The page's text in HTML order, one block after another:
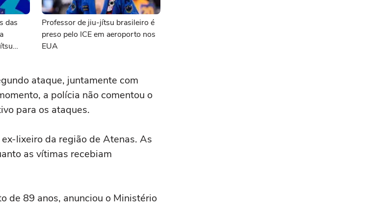
das
Professor de jiu-jítsu brasileiro é
preso pelo ICE em aeroporto nos
EUA
ataque, juntamente com
a polícia não comentou o
para os ataques.
lixeiro da região de Atenas. As
as vítimas recebiam
de 89 anos, anunciou o Ministério